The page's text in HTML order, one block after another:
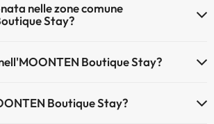
nelle zone comune
Stay?
Boutique Stay?
Boutique Stay?